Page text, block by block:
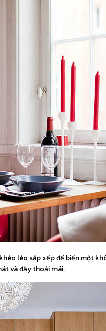
léo sắp xếp để biến một
và đầy thoải mái.